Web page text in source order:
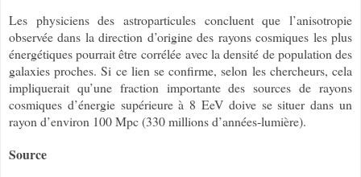
Les physiciens des astroparticules concluent que l’anisotropie
observée dans la direction d’origine des rayons cosmiques les plus
énergétiques pourrait être corrélée avec la densité de population des
galaxies proches. Si ce lien se confirme, selon les chercheurs, cela
impliquerait qu’une fraction importante des sources de rayons
cosmiques d’énergie supérieure à 8 EeV doive se situer dans un
rayon d’environ 100 Mpc (330 millions d’années-lumière).
Source